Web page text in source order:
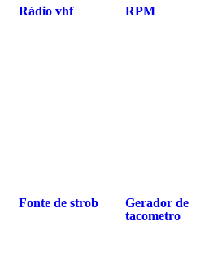
Rádio vhf RPM
Fonte de strob
Gerador de
tacometro